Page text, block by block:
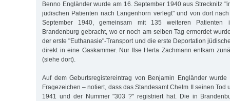
Benno Engländer wurde am 16. September 1940 aus Strecknitz
jüdischen Patienten nach Langenhorn verlegt" und von dort
September 1940, gemeinsam mit 135 weiteren Patienten
Brandenburg gebracht, wo er noch am selben Tag ermordet
der erste "Euthanasie"-Transport und die erste Deportation
direkt in eine Gaskammer. Nur Ilse Herta Zachmann entkam
(siehe dort).
Auf dem Geburtsregistereintrag von Benjamin Engländer
Fragezeichen – notiert, dass das Standesamt Chelm II seinen Tod
1941 und der Nummer "303 ?" registriert hat. Die in